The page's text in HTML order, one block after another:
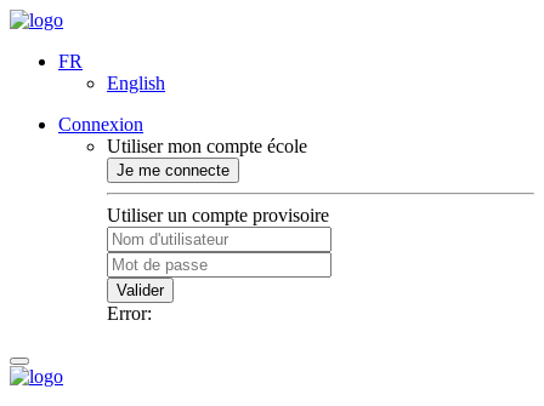
FR
English
Connexion
Utiliser mon compte école
Je me connecte
Utiliser un compte provisoire
Valider
Error: